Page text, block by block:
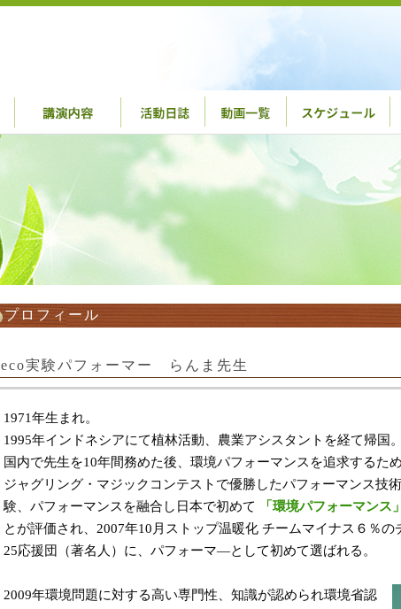
プロフィール
eco実験パフォーマー らんま先生
1971年生まれ。
1995年インドネシアにて植林活動、農業アシスタントを経て帰国。
国内で先生を10年間務めた後、環境パフォーマンスを追求するため
ジャグリング・マジックコンテストで優勝したパフォーマンス技
験、パフォーマンスを融合し日本で初めて
「環境パフォーマンス」
とが評価され、2007年10月ストップ温暖化 チームマイナス６％
25応援団（著名人）に、パフォーマ―として初めて選ばれる。
2009年環境問題に対する高い専門性、知識が認められ環境省認